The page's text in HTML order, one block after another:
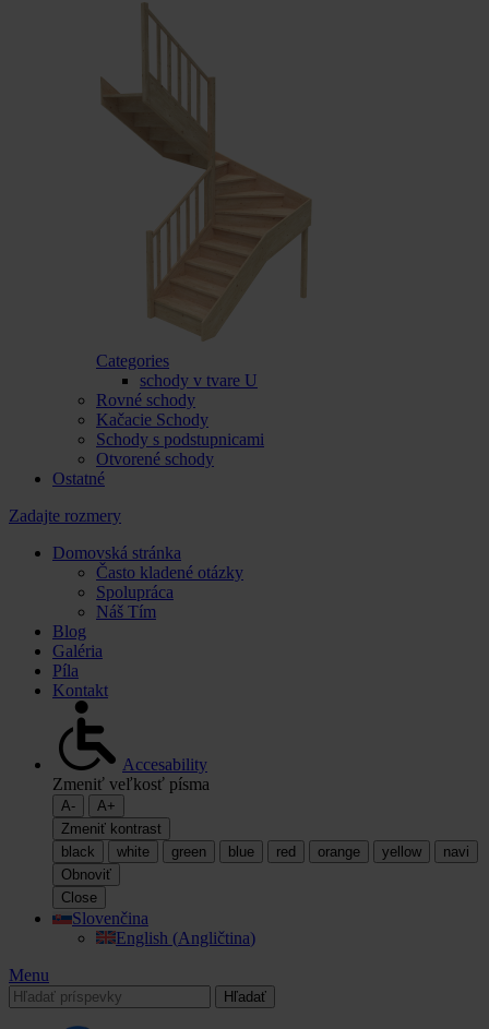
Categories
schody v tvare U
Rovné schody
Kačacie Schody
Schody s podstupnicami
Otvorené schody
Ostatné
Zadajte rozmery
Domovská stránka
Často kladené otázky
Spolupráca
Náš Tím
Blog
Galéria
Píla
Kontakt
Accesability
Zmeniť veľkosť písma
A-
A+
Zmeniť kontrast
black
white green blue red orange yellow
navi
Obnoviť
Close
Slovenčina
English (Angličtina)
Menu
Hľadať